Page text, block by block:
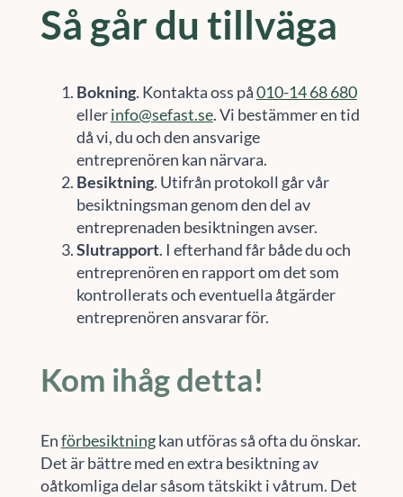
Så går du tillväga
Bokning. Kontakta oss på010-14 68 680
ellerinfo@sefast.se. Vi bestämmer en tid
då vi, du och den ansvarige
entreprenören kan närvara.
Besiktning. Utifrån protokoll går vår
besiktningsman genom den del av
entreprenaden besiktningen avser.
Slutrapport. I efterhand får både du och
entreprenören en rapport om det som
kontrollerats och eventuella åtgärder
entreprenören ansvarar för.
Kom ihåg detta!
Enförbesiktningkan utföras så ofta du önskar.
Det är bättre med en extra besiktning av
oåtkomliga delar såsom tätskikt i våtrum. Det